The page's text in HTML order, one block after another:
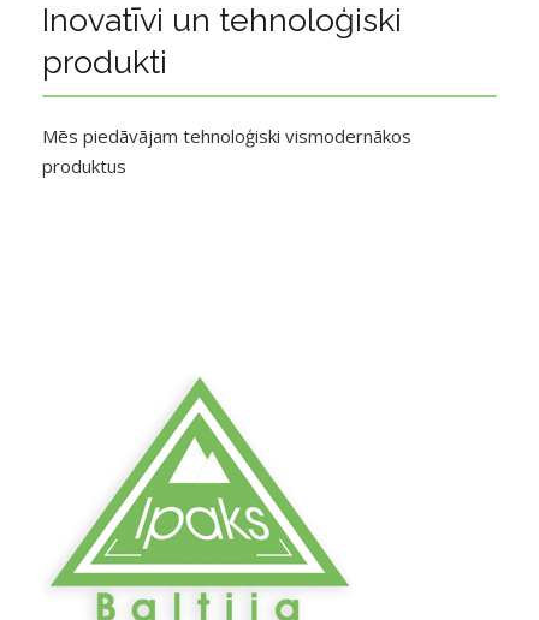
Inovatīvi un tehnoloģiski
produkti
Mēs piedāvājam tehnoloģiski vismodernākos
produktus